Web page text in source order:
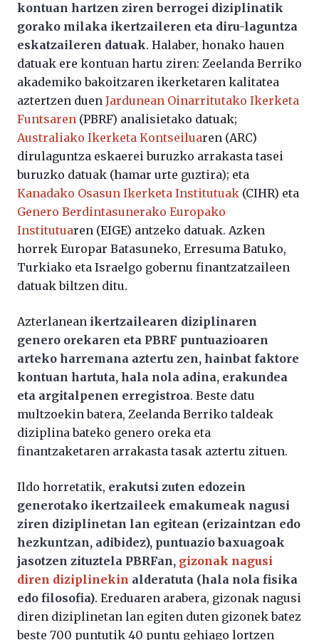
kontuan hartzen ziren berrogei diziplinatik
gorako milaka ikertzaileren eta diru-laguntza
eskatzaileren datuak. Halaber, honako hauen
datuak ere kontuan hartu ziren: Zeelanda Berriko
akademiko bakoitzaren ikerketaren kalitatea
aztertzen duen Jardunean Oinarritutako Ikerketa
Funtsaren (PBRF) analisietako datuak;
Australiako Ikerketa Kontseiluaren (ARC)
dirulaguntza eskaerei buruzko arrakasta tasei
buruzko datuak (hamar urte guztira); eta
Kanadako Osasun Ikerketa Institutuak (CIHR) eta
Genero Berdintasunerako Europako
Institutuaren (EIGE) antzeko datuak. Azken
horrek Europar Batasuneko, Erresuma Batuko,
Turkiako eta Israelgo gobernu finantzatzaileen
datuak biltzen ditu.
Azterlanean ikertzailearen diziplinaren
genero orekaren eta PBRF puntuazioaren
arteko harremana aztertu zen, hainbat faktore
kontuan hartuta, hala nola adina, erakundea
eta argitalpenen erregistroa. Beste datu
multzoekin batera, Zeelanda Berriko taldeak
diziplina bateko genero oreka eta
finantzaketaren arrakasta tasak aztertu zituen.
Ildo horretatik, erakutsi zuten edozein
generotako ikertzaileek emakumeak nagusi
ziren diziplinetan lan egitean (erizaintzan edo
hezkuntzan, adibidez), puntuazio baxuagoak
jasotzen zituztela PBRFan, gizonak nagusi
diren diziplinekin alderatuta (hala nola fisika
edo filosofia). Ereduaren arabera, gizonak nagusi
diren diziplinetan lan egiten duten gizonek batez
beste 700 puntutik 40 puntu gehiago lortzen